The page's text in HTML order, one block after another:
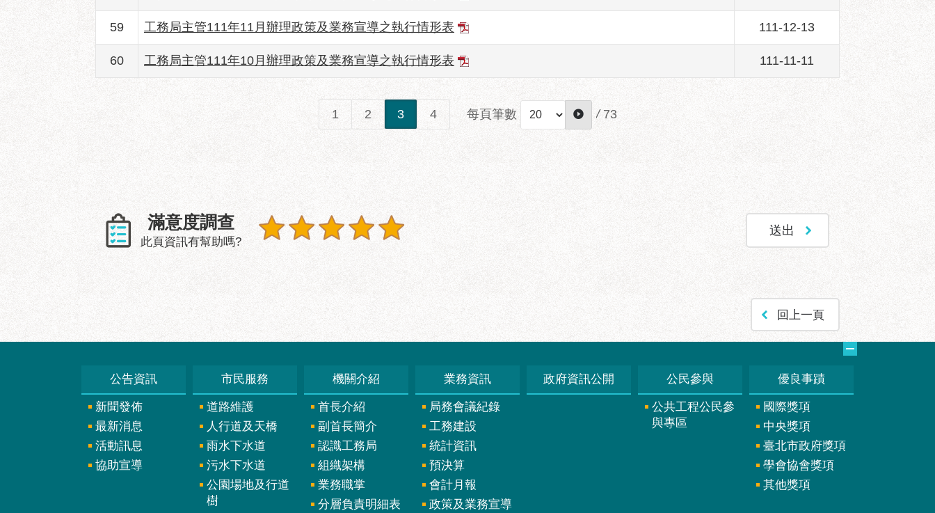
59 工務局主管111年11月辦理政策及業務宣導之執行情形表 111-12-13
60 工務局主管111年10月辦理政策及業務宣導之執行情形表 111-11-11
1 2 3 4 每頁筆數 / 73
滿意度調查
此頁資訊有幫助嗎?
回上一頁
公告資訊
新聞發佈
最新消息
活動訊息
協助宣導
市民服務
道路維護
人行道及天橋
雨水下水道
污水下水道
公園場地及行道
樹
機關介紹
首長介紹
副首長簡介
認識工務局
組織架構
業務職掌
分層負責明細表
業務資訊
局務會議紀錄
工務建設
統計資訊
預決算
會計月報
政策及業務宣導
政府資訊公開 公民參與
公共工程公民參
與專區
優良事蹟
國際獎項
中央獎項
臺北市政府獎項
學會協會獎項
其他獎項